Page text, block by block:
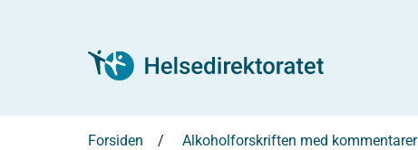
Forsiden Alkoholforskriften med kommentarer